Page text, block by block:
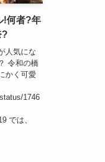
!何者?年
?
人気にな
令和の橋
かく可愛
1746
では、